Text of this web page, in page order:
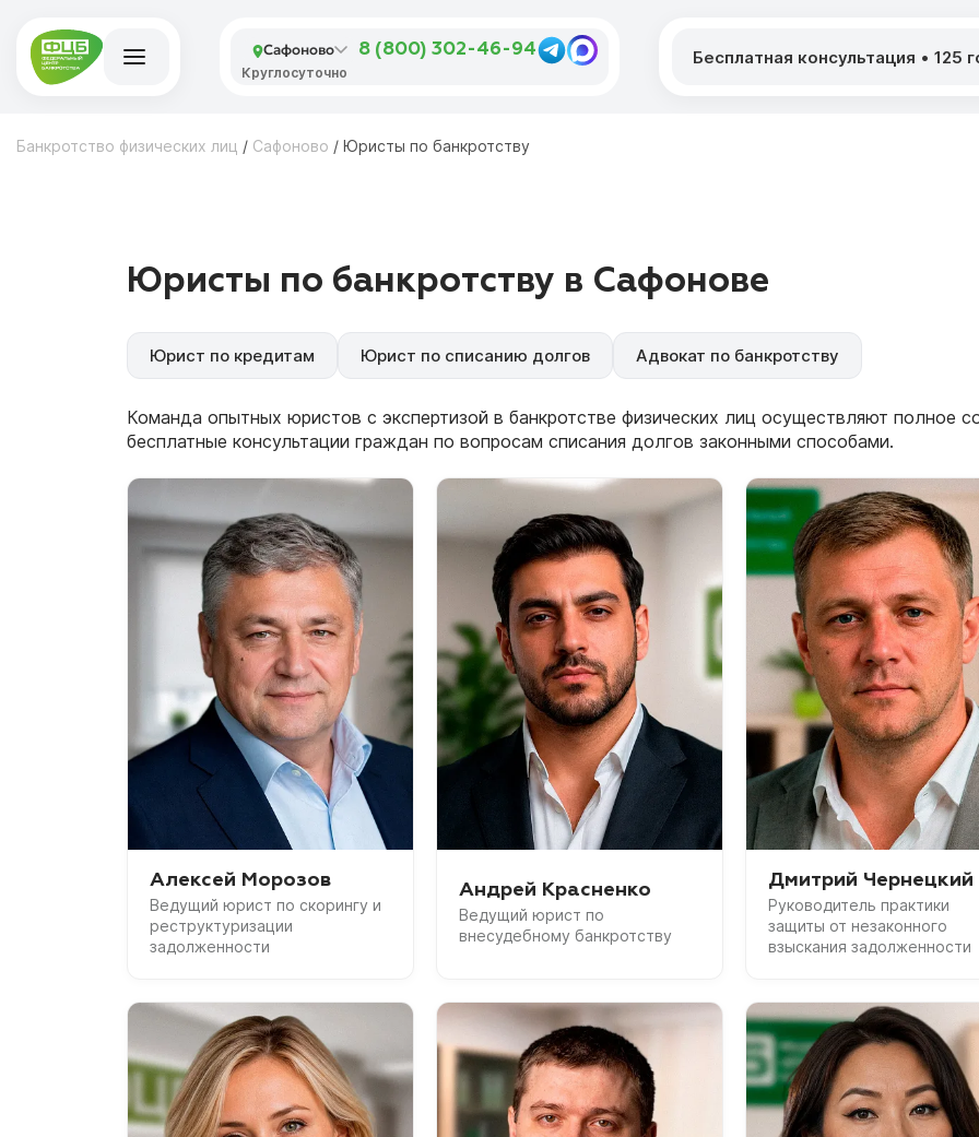
Сафоново 8 (800) 302-46-94
Круглосуточно
Бесплатная консультация • 125
Банкротство физических лиц / Сафоново / Юристы по банкротству
Юристы по банкротству в Сафонове
Юрист по кредитам Юрист по списанию долгов Адвокат по банкротству
Команда опытных юристов с экспертизой в банкротстве физических лиц осуществляют полное
бесплатные консультации граждан по вопросам списания долгов законными способами.
Алексей Морозов
Ведущий юрист по скорингу и
реструктуризации
задолженности
Андрей Красненко
Ведущий юрист по
внесудебному банкротству
Дмитрий Чернецкий
Руководитель практики
защиты от незаконного
взыскания задолженности